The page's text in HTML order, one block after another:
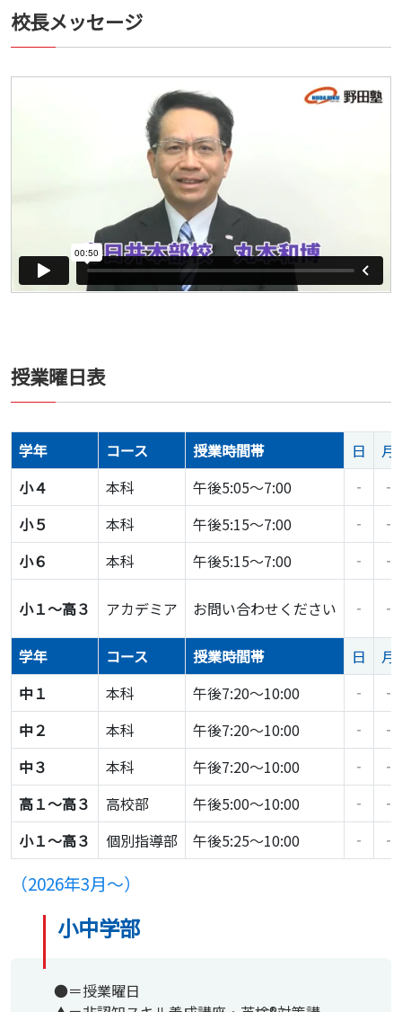
校長メッセージ
授業曜日表
学年 コース 授業時間帯 日
月
小４
本科 午後5:05～7:00 ‐
‐
小５
本科 午後5:15～7:00 ‐
‐
小６
本科 午後5:15～7:00 ‐ ‐
小１～高３ アカデミア お問い合わせください ‐ ‐
学年 コース 授業時間帯 日
月
中１
本科 午後7:20～10:00 ‐
‐
中２
本科 午後7:20～10:00 ‐
‐
中３
本科 午後7:20～10:00 ‐
‐
高１〜高３
高校部 午後5:00～10:00 ‐
‐
小１〜高３
個別指導部 午後5:25～10:00 ‐ ‐
（2026年3月〜）
小中学部
●＝授業曜日